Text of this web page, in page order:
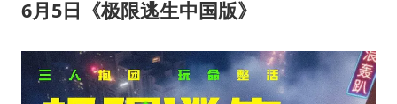
6月5日《极限逃生中国版》